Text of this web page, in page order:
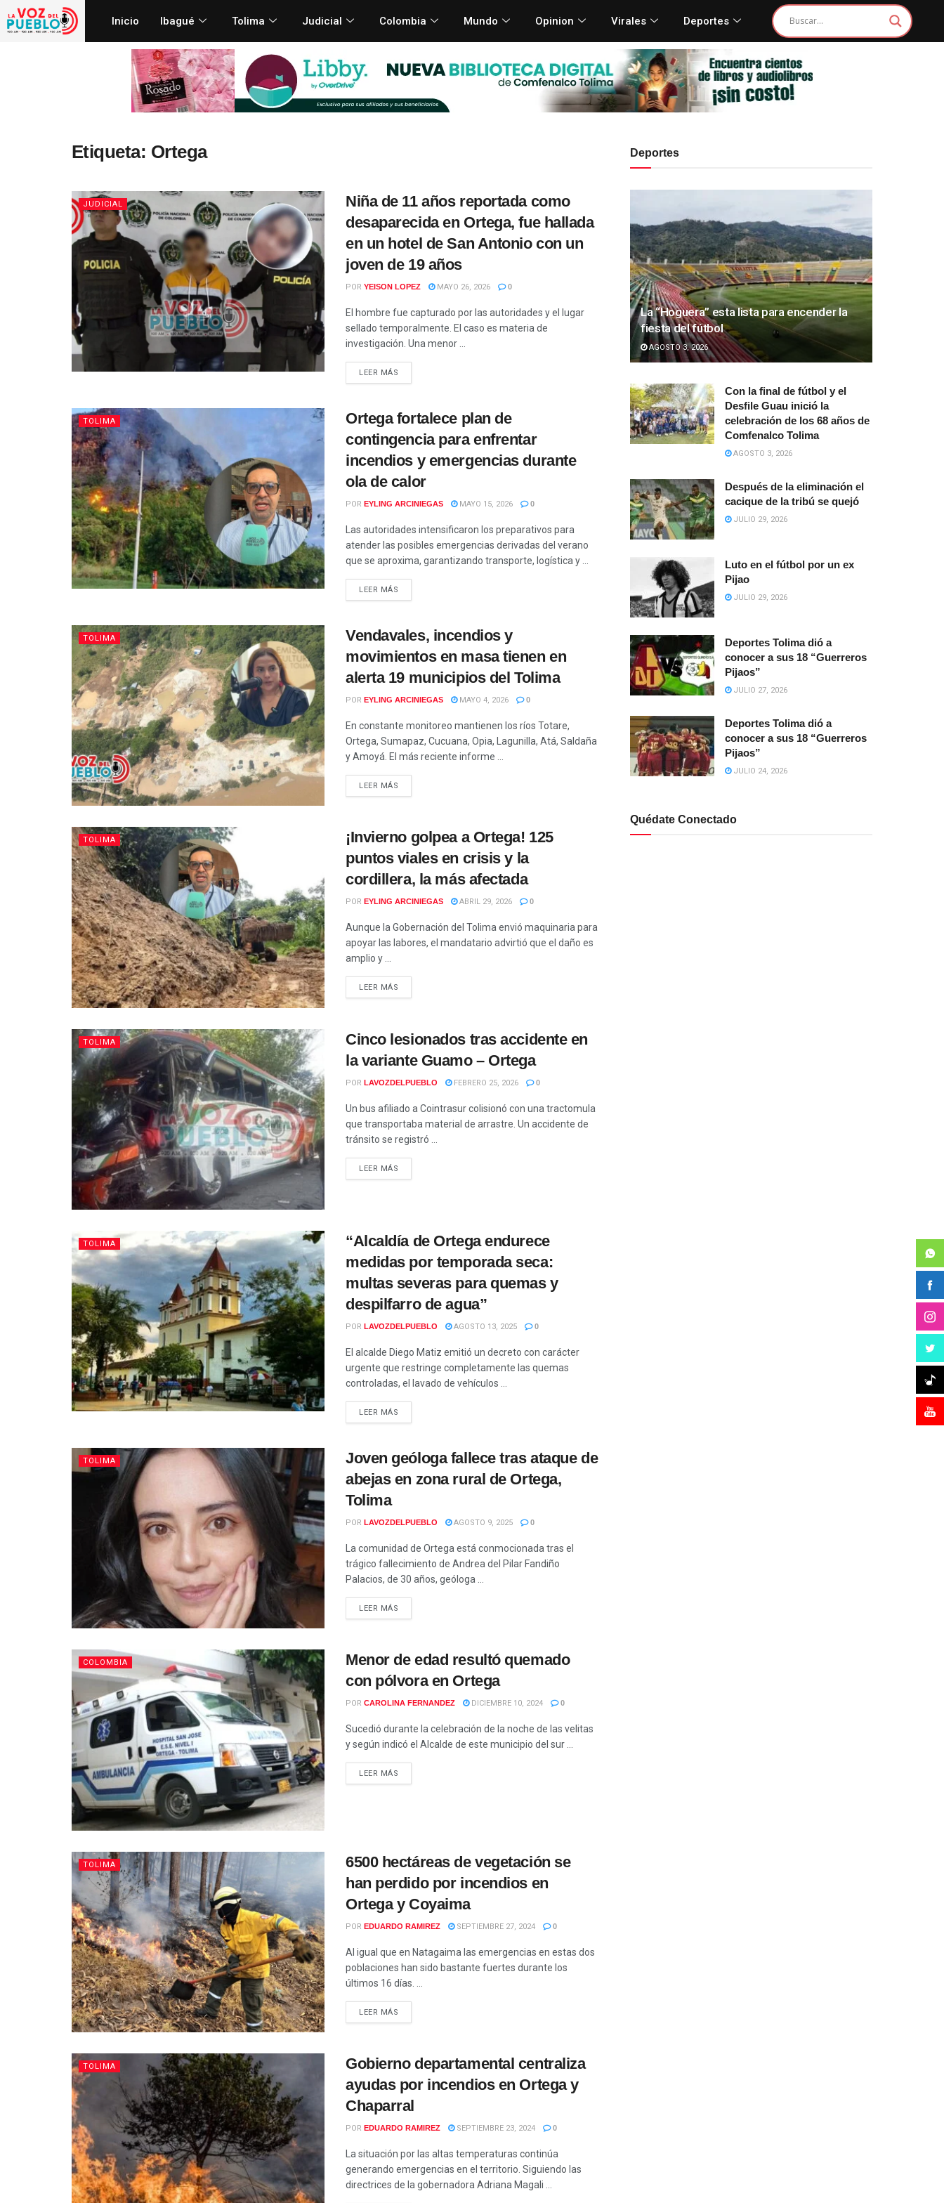
Inicio Ibagué Tolima Judicial Colombia Mundo Opinion Virales Deportes
Etiqueta: Ortega
JUDICIAL
Niña de 11 años reportada como
desaparecida en Ortega, fue hallada
en un hotel de San Antonio con un
joven de 19 años
POR YEISON LOPEZ MAYO 26, 2026 0
El hombre fue capturado por las autoridades y el lugar
sellado temporalmente. El caso es materia de
investigación. Una menor ...
LEER MÁS
TOLIMA
Ortega fortalece plan de
contingencia para enfrentar
incendios y emergencias durante
ola de calor
POR EYLING ARCINIEGAS MAYO 15, 2026 0
Las autoridades intensificaron los preparativos para
atender las posibles emergencias derivadas del verano
que se aproxima, garantizando transporte, logística y ...
LEER MÁS
TOLIMA
Vendavales, incendios y
movimientos en masa tienen en
alerta 19 municipios del Tolima
POR EYLING ARCINIEGAS MAYO 4, 2026 0
En constante monitoreo mantienen los ríos Totare,
Ortega, Sumapaz, Cucuana, Opia, Lagunilla, Atá, Saldaña
y Amoyá. El más reciente informe ...
LEER MÁS
TOLIMA
¡Invierno golpea a Ortega! 125
puntos viales en crisis y la
cordillera, la más afectada
POR EYLING ARCINIEGAS ABRIL 29, 2026 0
Aunque la Gobernación del Tolima envió maquinaria para
apoyar las labores, el mandatario advirtió que el daño es
amplio y ...
LEER MÁS
TOLIMA
Cinco lesionados tras accidente en
la variante Guamo – Ortega
POR LAVOZDELPUEBLO FEBRERO 25, 2026 0
Un bus afiliado a Cointrasur colisionó con una tractomula
que transportaba material de arrastre. Un accidente de
tránsito se registró ...
LEER MÁS
TOLIMA
“Alcaldía de Ortega endurece
medidas por temporada seca:
multas severas para quemas y
despilfarro de agua”
POR LAVOZDELPUEBLO AGOSTO 13, 2025 0
El alcalde Diego Matiz emitió un decreto con carácter
urgente que restringe completamente las quemas
controladas, el lavado de vehículos ...
LEER MÁS
TOLIMA
Joven geóloga fallece tras ataque de
abejas en zona rural de Ortega,
Tolima
POR LAVOZDELPUEBLO AGOSTO 9, 2025 0
La comunidad de Ortega está conmocionada tras el
trágico fallecimiento de Andrea del Pilar Fandiño
Palacios, de 30 años, geóloga ...
LEER MÁS
COLOMBIA
Menor de edad resultó quemado
con pólvora en Ortega
POR CAROLINA FERNANDEZ DICIEMBRE 10, 2024 0
Sucedió durante la celebración de la noche de las velitas
y según indicó el Alcalde de este municipio del sur ...
LEER MÁS
TOLIMA
6500 hectáreas de vegetación se
han perdido por incendios en
Ortega y Coyaima
POR EDUARDO RAMIREZ SEPTIEMBRE 27, 2024 0
Al igual que en Natagaima las emergencias en estas dos
poblaciones han sido bastante fuertes durante los
últimos 16 días. ...
LEER MÁS
TOLIMA
Gobierno departamental centraliza
ayudas por incendios en Ortega y
Chaparral
POR EDUARDO RAMIREZ SEPTIEMBRE 23, 2024 0
La situación por las altas temperaturas continúa
generando emergencias en el territorio. Siguiendo las
directrices de la gobernadora Adriana Magali ...
Deportes
La “Hoguera” esta lista para encender la
fiesta del fútbol
AGOSTO 3, 2026
Con la final de fútbol y el
Desfile Guau inició la
celebración de los 68 años de
Comfenalco Tolima
AGOSTO 3, 2026
Después de la eliminación el
cacique de la tribú se quejó
JULIO 29, 2026
Luto en el fútbol por un ex
Pijao
JULIO 29, 2026
Deportes Tolima dió a
conocer a sus 18 “Guerreros
Pijaos”
JULIO 27, 2026
Deportes Tolima dió a
conocer a sus 18 “Guerreros
Pijaos”
JULIO 24, 2026
Quédate Conectado